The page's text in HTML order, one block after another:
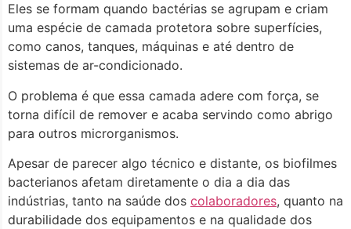
Eles se formam quando bactérias se agrupam e criam
uma espécie de camada protetora sobre superfícies,
como canos, tanques, máquinas e até dentro de
sistemas de ar-condicionado.
O problema é que essa camada adere com força, se
torna difícil de remover e acaba servindo como abrigo
para outros microrganismos.
Apesar de parecer algo técnico e distante, os biofilmes
bacterianos afetam diretamente o dia a dia das
indústrias, tanto na saúde dos colaboradores, quanto na
durabilidade dos equipamentos e na qualidade dos